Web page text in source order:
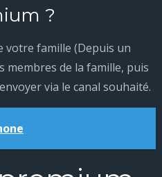
?
votre famille (Depuis un
membres de la famille, puis
via le canal souhaité.